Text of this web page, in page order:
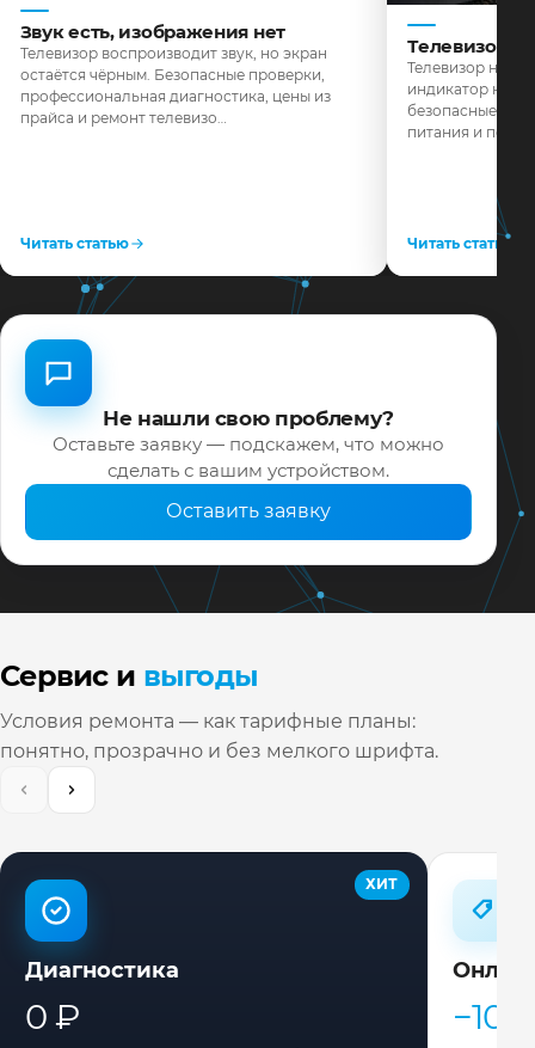
Звук есть, изображения нет
Телевизор воспроизводит звук, но экран
остаётся чёрным. Безопасные проверки,
профессиональная диагностика, цены из
прайса и ремонт телевизо…
Читать статью
Телевизор
Телевизор не
индикатор не
безопасные
питания и
Читать статью
Не нашли свою проблему?
Оставьте заявку — подскажем, что можно
сделать с вашим устройством.
Оставить заявку
Сервис и выгоды
Условия ремонта — как тарифные планы:
понятно, прозрачно и без мелкого шрифта.
ХИТ
Диагностика
0 ₽ −10%